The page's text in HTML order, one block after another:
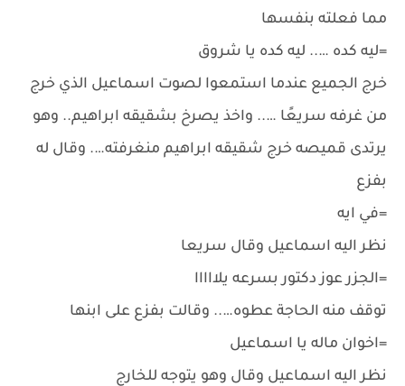
مما فعلته بنفسها
=ليه كده ….. ليه كده يا شروق
خرج الجميع عندما استمعوا لصوت اسماعيل الذي خرج
من غرفه سريعًا ….. واخذ يصرخ بشقيقه ابراهيم.. وهو
يرتدى قميصه خرج شقيقه ابراهيم منغرفته…. وقال له
بفزع
=في ايه
نظر اليه اسماعيل وقال سريعا
=الجزر عوز دكتور بسرعه يلااااا
توقف منه الحاجة عطوه….. وقالت بفزع على ابنها
=اخوان ماله يا اسماعيل
نظر اليه اسماعيل وقال وهو يتوجه للخارج